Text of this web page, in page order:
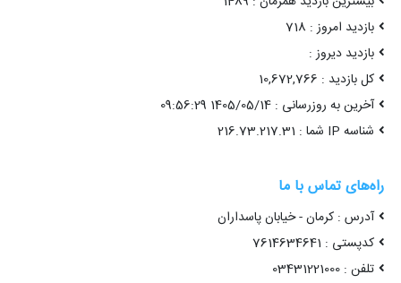
بازدید امروز : 718
بازدید دیروز :
کل بازدید : 10,672,766
آخرین به روزرسانی : 1405/05/14 09:56:29
شناسه IP شما : 216.73.217.31
راه‌های تماس با ما
آدرس : کرمان - خیابان پاسداران
کدپستی : 7614634641
تلفن : 03431221000